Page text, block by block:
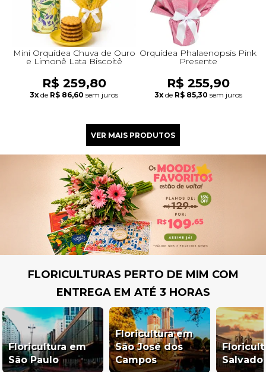
Mini Orquídea Chuva de Ouro
e Limonê Lata Biscoitê
R$ 259,80
3x de R$ 86,60 sem juros
Orquídea Phalaenopsis Pink
Presente
R$ 255,90
3x de R$ 85,30 sem juros
FLORICULTURAS PERTO DE MIM COM
ENTREGA EM ATÉ 3 HORAS
Floricultura em
São Paulo
Floricultura em
São José dos
Campos